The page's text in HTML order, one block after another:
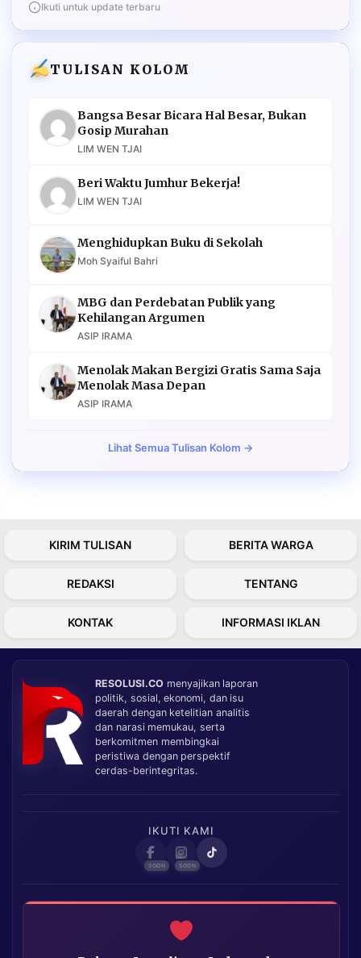
Ikuti untuk update terbaru
TULISAN KOLOM
Bangsa Besar Bicara Hal Besar, Bukan
Gosip Murahan
LIM WEN TJAI
Beri Waktu Jumhur Bekerja!
LIM WEN TJAI
Menghidupkan Buku di Sekolah
Moh Syaiful Bahri
MBG dan Perdebatan Publik yang
Kehilangan Argumen
ASIP IRAMA
Menolak Makan Bergizi Gratis Sama Saja
Menolak Masa Depan
ASIP IRAMA
Lihat Semua Tulisan Kolom →
KIRIM TULISAN BERITA WARGA
REDAKSI TENTANG
KONTAK INFORMASI IKLAN
RESOLUSI.CO menyajikan laporan
politik, sosial, ekonomi, dan isu
daerah dengan ketelitian analitis
dan narasi memukau, serta
berkomitmen membingkai
peristiwa dengan perspektif
cerdas-berintegritas.
IKUTI KAMI